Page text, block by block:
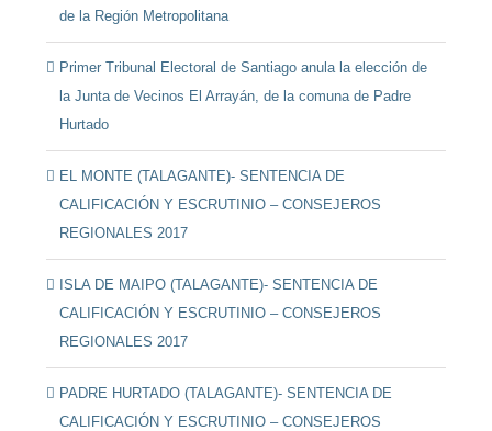
de la Región Metropolitana
Primer Tribunal Electoral de Santiago anula la elección de
la Junta de Vecinos El Arrayán, de la comuna de Padre
Hurtado
EL MONTE (TALAGANTE)- SENTENCIA DE
CALIFICACIÓN Y ESCRUTINIO – CONSEJEROS
REGIONALES 2017
ISLA DE MAIPO (TALAGANTE)- SENTENCIA DE
CALIFICACIÓN Y ESCRUTINIO – CONSEJEROS
REGIONALES 2017
PADRE HURTADO (TALAGANTE)- SENTENCIA DE
CALIFICACIÓN Y ESCRUTINIO – CONSEJEROS